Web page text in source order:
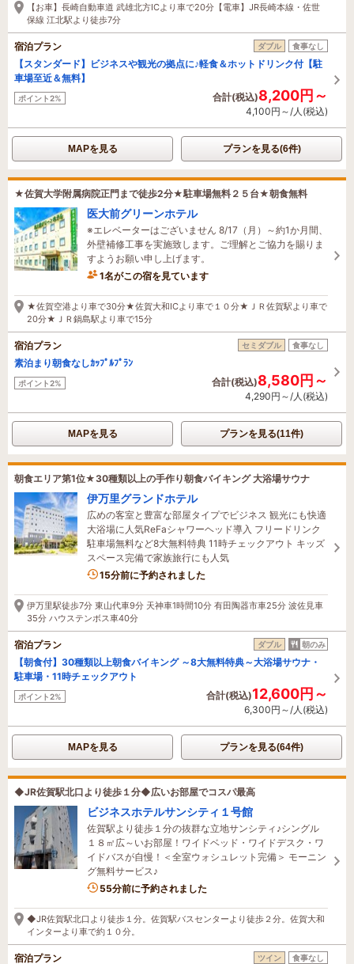
【お車】長崎自動車道 武雄北方ICより車で20分【電車】JR長崎本線・佐世
保線 江北駅より徒歩7分
宿泊プラン ダブル 食事なし
【スタンダード】ビジネスや観光の拠点に♪軽食＆ホットドリンク付【駐
車場至近＆無料】
ポイント2% 合計(税込)8,200円～
4,100円～/人(税込)
MAPを見る プランを見る(6件)
★佐賀大学附属病院正門まで徒歩2分★駐車場無料２５台★朝食無料
医大前グリーンホテル
※エレベーターはございません 8/17（月）～約1か月間、
外壁補修工事を実施致します。ご理解とご協力を賜りま
すようお願い申し上げます。
1名がこの宿を見ています
6時間前に予約されました
★佐賀空港より車で30分★佐賀大和ICより車で１０分★ＪＲ佐賀駅より車で
20分★ＪＲ鍋島駅より車で15分
宿泊プラン セミダブル 食事なし
素泊まり朝食なしｶｯﾌﾟﾙﾌﾟﾗﾝ
ポイント2% 合計(税込)8,580円～
4,290円～/人(税込)
MAPを見る プランを見る(11件)
朝食エリア第1位★30種類以上の手作り朝食バイキング 大浴場サウナ
伊万里グランドホテル
広めの客室と豊富な部屋タイプでビジネス 観光にも快適
大浴場に人気ReFaシャワーヘッド導入 フリードリンク
駐車場無料など8大無料特典 11時チェックアウト キッズ
スペース完備で家族旅行にも人気
15分前に予約されました
伊万里駅徒歩7分 東山代車9分 天神車1時間10分 有田陶器市車25分 波佐見車
35分 ハウステンボス車40分
宿泊プラン ダブル 朝のみ
【朝食付】30種類以上朝食バイキング ～8大無料特典～大浴場サウナ・
駐車場・11時チェックアウト
ポイント2% 合計(税込)12,600円～
6,300円～/人(税込)
MAPを見る プランを見る(64件)
◆JR佐賀駅北口より徒歩１分◆広いお部屋でコスパ最高
ビジネスホテルサンシティ１号館
佐賀駅より徒歩１分の抜群な立地サンシティ♪シングル
１８㎡広～いお部屋！ワイドベッド・ワイドデスク・ワ
イドバスが自慢！＜全室ウォシュレット完備＞ モーニン
グ無料サービス♪
55分前に予約されました
◆JR佐賀駅北口より徒歩１分。佐賀駅バスセンターより徒歩２分。佐賀大和
インターより車で約１０分。
宿泊プラン ツイン 食事なし